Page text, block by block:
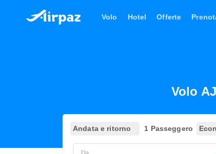
Volo Hotel Offerte
Volo
Andata e ritorno 1 Passeggero
Da